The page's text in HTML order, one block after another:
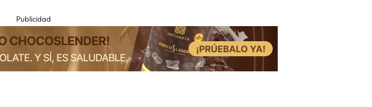
Publicidad